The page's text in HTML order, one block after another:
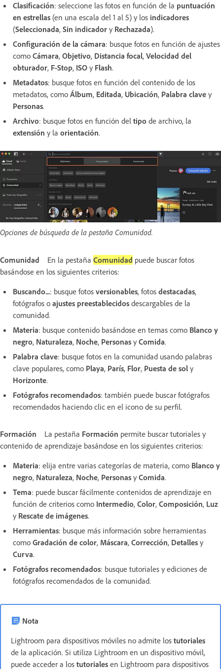
Clasificación: seleccione las fotos en función de la puntuación
en estrellas (en una escala del 1 al 5) y los indicadores
(Seleccionada, Sin indicador y Rechazada).
Configuración de la cámara: busque fotos en función de ajustes
como Cámara, Objetivo, Distancia focal, Velocidad del
obturador, F-Stop, ISO y Flash.
Metadatos: busque fotos en función del contenido de los
metadatos, como Álbum, Editada, Ubicación, Palabra clave y
Personas.
Archivo: busque fotos en función del tipo de archivo, la
extensión y la orientación.
Opciones de búsqueda de la pestaña Comunidad.
Comunidad En la pestaña Comunidad puede buscar fotos
basándose en los siguientes criterios:
Buscando...: busque fotos versionables, fotos destacadas,
fotógrafos o ajustes preestablecidos descargables de la
comunidad.
Materia: busque contenido basándose en temas como Blanco y
negro, Naturaleza, Noche, Personas y Comida.
Palabra clave: busque fotos en la comunidad usando palabras
clave populares, como Playa, París, Flor, Puesta de sol y
Horizonte.
Fotógrafos recomendados: también puede buscar fotógrafos
recomendados haciendo clic en el icono de su perfil.
Formación La pestaña Formación permite buscar tutoriales y
contenido de aprendizaje basándose en los siguientes criterios:
Materia: elija entre varias categorías de materia, como Blanco y
negro, Naturaleza, Noche, Personas y Comida.
Tema: puede buscar fácilmente contenidos de aprendizaje en
función de criterios como Intermedio, Color, Composición, Luz
y Rescate de imágenes.
Herramientas: busque más información sobre herramientas
como Gradación de color, Máscara, Corrección, Detalles y
Curva.
Fotógrafos recomendados: busque tutoriales y ediciones de
fotógrafos recomendados de la comunidad.
Nota
Lightroom para dispositivos móviles no admite los tutoriales
de la aplicación. Si utiliza Lightroom en un dispositivo móvil,
puede acceder a los tutoriales en Lightroom para dispositivos